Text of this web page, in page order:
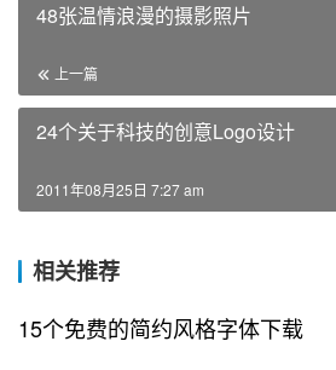
48张温情浪漫的摄影照片
上一篇
24个关于科技的创意Logo设计
2011年08月25日 7:27 am
相关推荐
15个免费的简约风格字体下载